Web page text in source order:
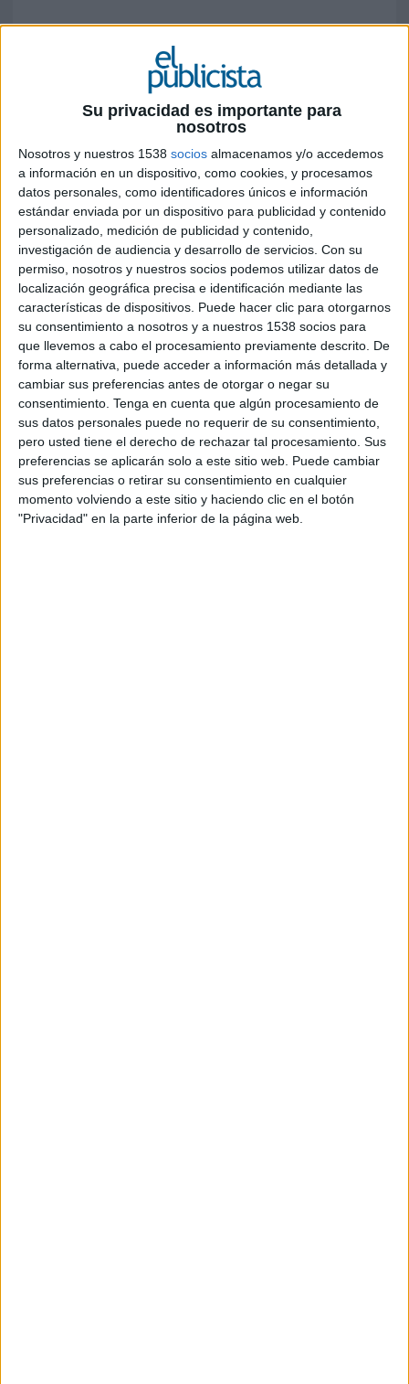
Su privacidad es importante para
nosotros
Nosotros y nuestros 1538 socios almacenamos y/o accedemos
a información en un dispositivo, como cookies, y procesamos
datos personales, como identificadores únicos e información
estándar enviada por un dispositivo para publicidad y contenido
personalizado, medición de publicidad y contenido,
investigación de audiencia y desarrollo de servicios. Con su
permiso, nosotros y nuestros socios podemos utilizar datos de
localización geográfica precisa e identificación mediante las
características de dispositivos. Puede hacer clic para otorgarnos
su consentimiento a nosotros y a nuestros 1538 socios para
que llevemos a cabo el procesamiento previamente descrito. De
forma alternativa, puede acceder a información más detallada y
cambiar sus preferencias antes de otorgar o negar su
consentimiento. Tenga en cuenta que algún procesamiento de
sus datos personales puede no requerir de su consentimiento,
pero usted tiene el derecho de rechazar tal procesamiento. Sus
preferencias se aplicarán solo a este sitio web. Puede cambiar
sus preferencias o retirar su consentimiento en cualquier
momento volviendo a este sitio y haciendo clic en el botón
"Privacidad" en la parte inferior de la página web.
Un total de 27 jóvenes han sido seleccionados en
los premios Versus 2015 y participarán en el tour
de agencias de este año.
que participarán en el Tour de agencias 2015. Los participantes, estudiantes de
de investigación en VIH en población infantil que realiza el Laboratorio de
Epidemiología Molecular del VIH-1 (EpimolVIH). La prueba, para la que
disponían de siete días, consistía en realizar una pieza gráfica para prensa y
revistas con el objetivo de concienciar a instituciones, empresas y particulares de
la importancia de esta investigación, de modo que se lleguen a convertir en
financiadoras de la misma.
Los ganadores son los siguientes: Carlos Castro, María Arrieta, Andrea Masó, Aldo
Coste, Marina Sánchez, Alberto Gómez, Iñaki Garrido, Judith Luengo, María
Eugenia San José, Mònica Casamor, Oscar Fernandez, Alejandra Velasco, Nuria
de la Banda, Anaïs Calabuig, Paula Vivó, Alex Sinmaleza, Juan Carlos, Daniel
Gascón, David Gámez, Leire Sádaba, Ana María Prado, Cristina Mestre, Estel
Sheila Dobón.
El jurado de esta edición ha estado formado por 17 profesionales: Alfredo Negri
(FCB Spain), Fernando Galindo (Kepler22B), José Mª Mayorga (RK Peaplo),
Natalia Rodríguez (Shackleton), Santiago Romero (verve Creative Group),